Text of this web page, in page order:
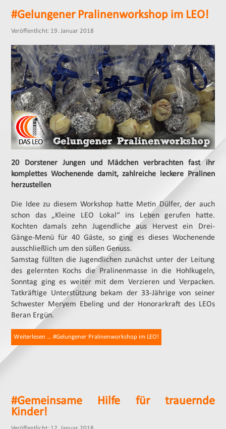
#Gelungener Pralinenworkshop im LEO!
Veröffentlicht: 19. Januar 2018
20 Dorstener Jungen und Mädchen verbrachten fast ihr
komplettes Wochenende damit, zahlreiche leckere Pralinen
herzustellen
Die Idee zu diesem Workshop hatte Metin Dülfer, der auch
schon das „Kleine LEO Lokal“ ins Leben gerufen hatte.
Kochten damals zehn Jugendliche aus Hervest ein Drei-
Gänge-Menü für 40 Gäste, so ging es dieses Wochenende
ausschließlich um den süßen Genuss.
Samstag füllten die Jugendlichen zunächst unter der Leitung
des gelernten Kochs die Pralinenmasse in die Hohlkugeln,
Sonntag ging es weiter mit dem Verzieren und Verpacken.
Tatkräftige Unterstützung bekam der 33-Jährige von seiner
Schwester Meryem Ebeling und der Honorarkraft des LEOs
Beran Ergün.
Weiterlesen … #Gelungener Pralinenworkshop im LEO!
#Gemeinsame Hilfe für trauernde
Kinder!